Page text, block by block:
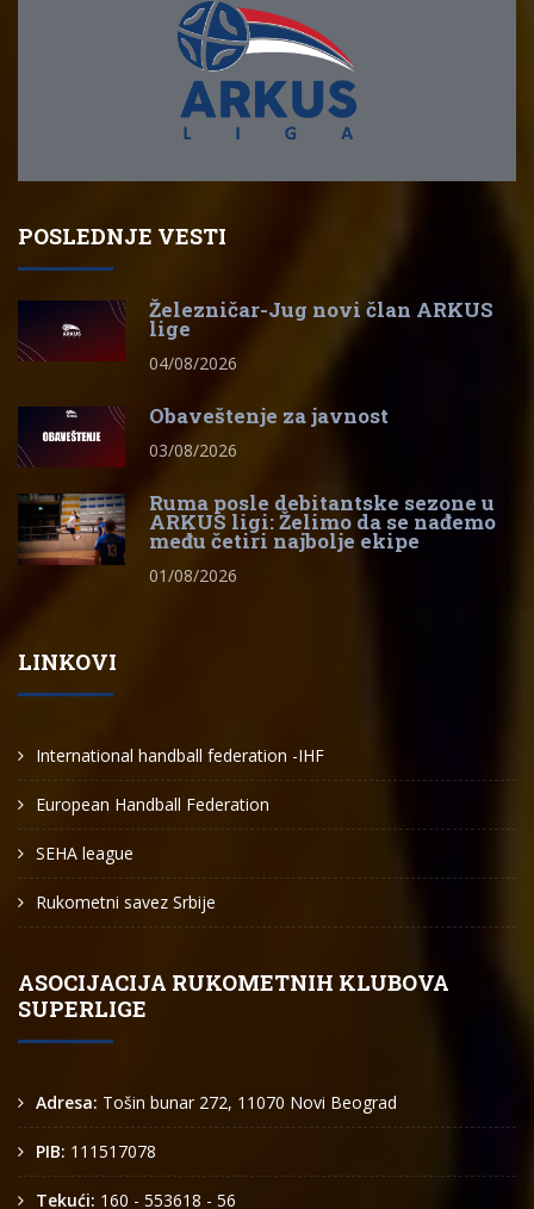
POSLEDNJE VESTI
Železničar-Jug novi član ARKUS
lige
04/08/2026
Obaveštenje za javnost
03/08/2026
Ruma posle debitantske sezone u
ARKUS ligi: Želimo da se nađemo
među četiri najbolje ekipe
01/08/2026
LINKOVI
International handball federation -IHF
European Handball Federation
SEHA league
Rukometni savez Srbije
ASOCIJACIJA RUKOMETNIH KLUBOVA
SUPERLIGE
Adresa: Tošin bunar 272, 11070 Novi Beograd
PIB: 111517078
Tekući: 160 - 553618 - 56